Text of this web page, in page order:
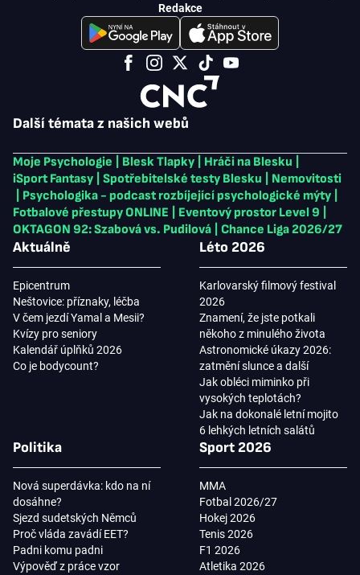
Další témata z našich webů
Moje Psychologie Blesk Tlapky Hráči na Blesku
iSport Fantasy
Spotřebitelské testy Blesku
Nemovitosti
Psychologika - podcast rozbíjející psychologické mýty
Fotbalové přestupy ONLINE
Eventový prostor Level 9
OKTAGON 92: Szabová vs. Pudilová
Chance Liga 2026/27
Aktuálně
Epicentrum
Neštovice: příznaky, léčba
V čem jezdí Yamal a Mesii?
Kvízy pro seniory
Kalendář úplňků 2026
Co je bodycount?
Léto 2026
Karlovarský filmový festival
2026
Znamení, že jste potkali
někoho z minulého života
Astronomické úkazy 2026:
zatmění slunce a další
Jak obléci miminko při
vysokých teplotách?
Jak na dokonalé letní mojito
6 lehkých letních salátů
Politika
Nová superdávka: kdo na ní
dosáhne?
Sjezd sudetských Němců
Proč vláda zavádí EET?
Padni komu padni
Výpověď z práce vzor
Sport 2026
MMA
Fotbal 2026/27
Hokej 2026
Tenis 2026
F1 2026
Atletika 2026
Redakce